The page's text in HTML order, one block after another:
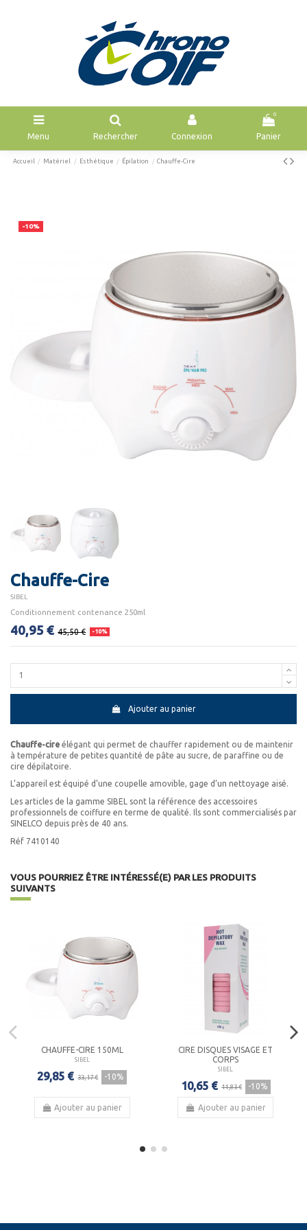
Menu Rechercher Connexion
0
Panier
Accueil Matériel Esthétique Épilation Chauffe-Cire
-10%
Chauffe-Cire
SIBEL
Conditionnement contenance 250ml
40,95 € 45,50 € -10%
Ajouter au panier
Chauffe-cire élégant qui permet de chauffer rapidement ou de maintenir
à température de petites quantité de pâte au sucre, de paraffine ou de
cire dépilatoire.
L’appareil est équipé d’une coupelle amovible, gage d’un nettoyage aisé.
Les articles de la gamme SIBEL sont la référence des accessoires
professionnels de coiffure en terme de qualité. Ils sont commercialisés par
SINELCO depuis près de 40 ans.
Réf 7410140
VOUS POURRIEZ ÊTRE INTÉRESSÉ(E) PAR LES PRODUITS
SUIVANTS
CHAUFFE-CIRE 150ML
SIBEL
29,85 € 33,17 € -10%
Ajouter au panier
CIRE DISQUES VISAGE ET
CORPS
SIBEL
10,65 € 11,83 € -10%
Ajouter au panier